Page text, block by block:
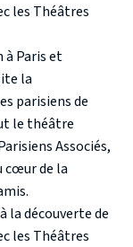
les Théâtres
Pariset
la
parisiens de
le théâtre
Associés,
cœur de la
la découverte de
les Théâtres